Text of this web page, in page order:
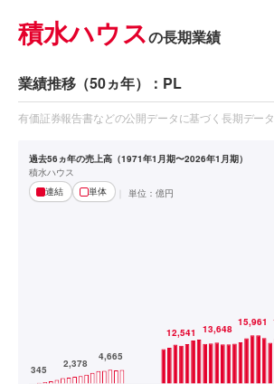
積水ハウスの長期業績
業績推移（50ヵ年）：PL
有価証券報告書などの公開データに基づく長期データ
過去56ヵ年の売上高（1971年1月期〜2026年1月期）
積水ハウス
連結
単体 単位： 億円